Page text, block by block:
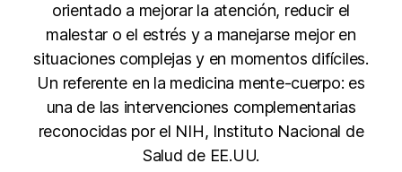
orientado a mejorar la atención, reducir el
malestar o el estrés y a manejarse mejor en
situaciones complejas y en momentos difíciles.
Un referente en la medicina mente-cuerpo: es
una de las intervenciones complementarias
reconocidas por el NIH, Instituto Nacional de
Salud de EE.UU.